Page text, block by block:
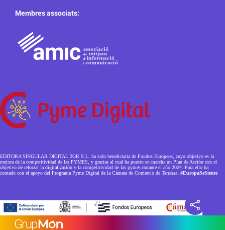
Membres associats:
EDITORA SINGULAR DIGITAL 2GR S.L. ha sido beneficiaria de Fondos Europeos, cuyo objetivo es la
mejora de la competitividad de las PYMES, y gracias al cual ha puesto en marcha un Plan de Acción con el
objetivo de reforzar la digitalización y la competitividad de las pymes durante el año 2024. Para ello ha
contado con el apoyo del Programa Pyme Digital de la Cámara de Comercio de Terrassa. #EuropaSeSiente